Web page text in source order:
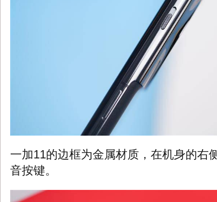
一加11的边框为金属材质，在机身的右
音按键。